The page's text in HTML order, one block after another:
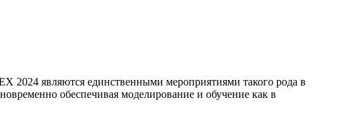
2024 являются единственными мероприятиями такого рода в
обеспечивая моделирование и обучение как в